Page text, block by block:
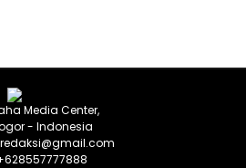
Media Center,
- Indonesia